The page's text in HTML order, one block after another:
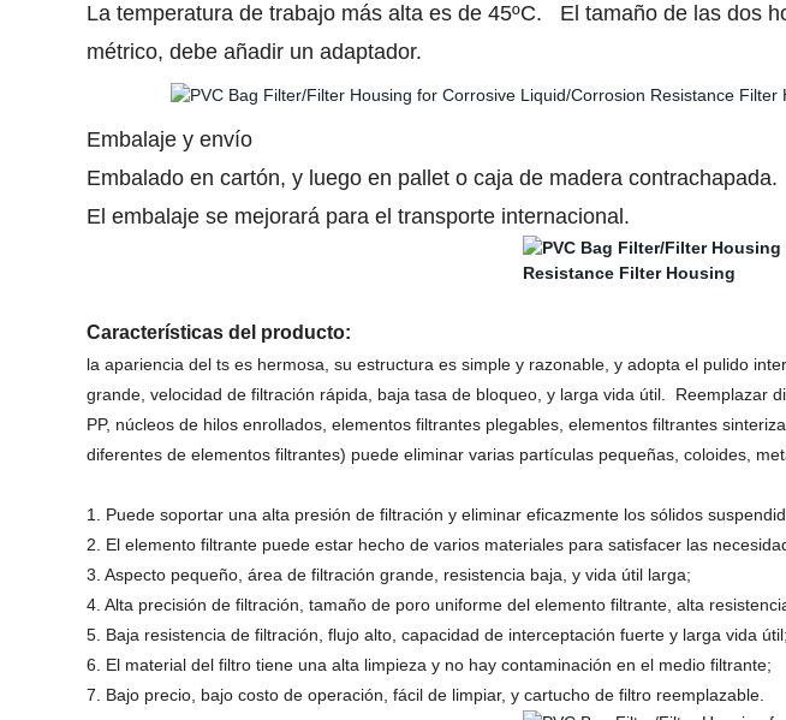
La temperatura de trabajo más alta es de 45ºC. El tamaño de las dos
métrico, debe añadir un adaptador.
Embalaje y envío
Embalado en cartón, y luego en pallet o caja de madera contrachapada.
El embalaje se mejorará para el transporte internacional.
Características del producto:
la apariencia del ts es hermosa, su estructura es simple y razonable, y adopta el pulido
grande, velocidad de filtración rápida, baja tasa de bloqueo, y larga vida útil. Reemplazar
PP, núcleos de hilos enrollados, elementos filtrantes plegables, elementos filtrantes
diferentes de elementos filtrantes) puede eliminar varias partículas pequeñas, coloides,
1. Puede soportar una alta presión de filtración y eliminar eficazmente los sólidos
2. El elemento filtrante puede estar hecho de varios materiales para satisfacer las
3. Aspecto pequeño, área de filtración grande, resistencia baja, y vida útil larga;
4. Alta precisión de filtración, tamaño de poro uniforme del elemento filtrante, alta
5. Baja resistencia de filtración, flujo alto, capacidad de interceptación fuerte y larga vida útil;
6. El material del filtro tiene una alta limpieza y no hay contaminación en el medio filtrante;
7. Bajo precio, bajo costo de operación, fácil de limpiar, y cartucho de filtro reemplazable.